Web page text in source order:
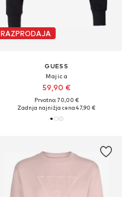
RAZPRODAJA
GUESS
Majica
59,90 €
Prvotno: 70,00 €
Zadnja najnižja cena47,90 €